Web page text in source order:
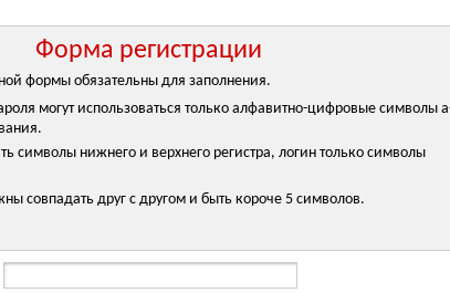
Форма регистрации
формы обязательны для заполнения.
могут использоваться только алфавитно-цифровые символы
символы нижнего и верхнего регистра, логин только символы
совпадать друг с другом и быть короче 5 символов.